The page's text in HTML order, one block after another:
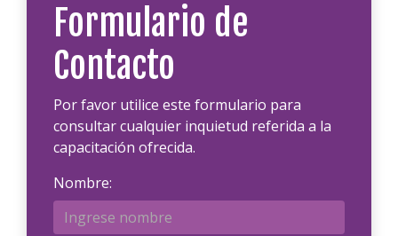
Formulario de
Contacto
Por favor utilice este formulario para
consultar cualquier inquietud referida a la
capacitación ofrecida.
Nombre: